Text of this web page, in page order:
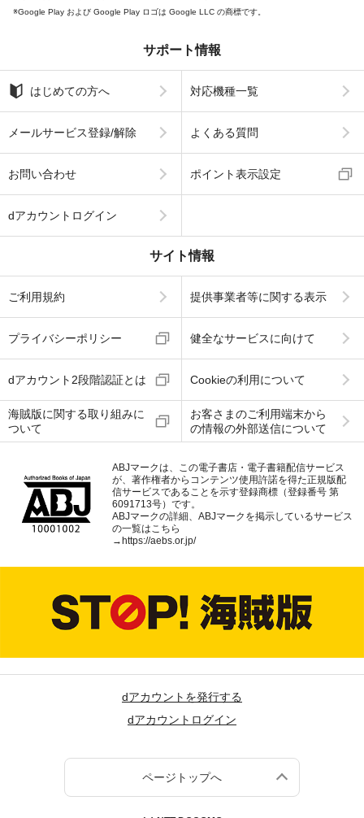
Google Play および Google Play ロゴは Google LLC の商標です。
サポート情報
はじめての方へ 対応機種一覧
メールサービス登録/解除 よくある質問
お問い合わせ ポイント表示設定
dアカウントログイン
サイト情報
ご利用規約 提供事業者等に関する表示
プライバシーポリシー 健全なサービスに向けて
dアカウント2段階認証とは Cookieの利用について
海賊版に関する取り組みに
ついて
お客さまのご利用端末から
の情報の外部送信について
ABJマークは、この電子書店・電子書籍配信サービス
が、著作権者からコンテンツ使用許諾を得た正規版配
信サービスであることを示す登録商標（登録番号 第
6091713号）です。
ABJマークの詳細、ABJマークを掲示しているサービス
の一覧はこちら
→https://aebs.or.jp/
dアカウントを発行する
dアカウントログイン
ページトップへ